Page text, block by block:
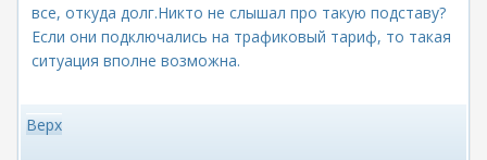
все, откуда долг.Никто не слышал про такую подставу?
Если они подключались на трафиковый тариф, то такая
ситуация вполне возможна.
Верх